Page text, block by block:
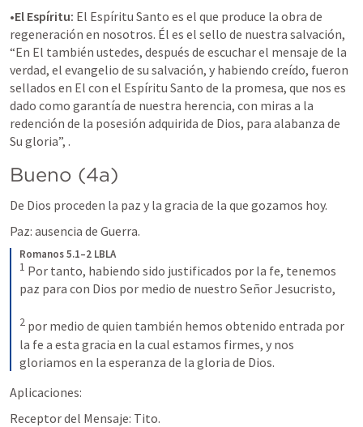
•El Espíritu: El Espíritu Santo es el que produce la obra de
regeneración en nosotros. Él es el sello de nuestra salvación,
“En El también ustedes, después de escuchar el mensaje de la
verdad, el evangelio de su salvación, y habiendo creído, fueron
sellados en El con el Espíritu Santo de la promesa, que nos es
dado como garantía de nuestra herencia, con miras a la
redención de la posesión adquirida de Dios, para alabanza de
Su gloria”, .
Bueno (4a)
De Dios proceden la paz y la gracia de la que gozamos hoy.
Paz: ausencia de Guerra.
Romanos 5.1–2 LBLA
1 Por tanto, habiendo sido justificados por la fe, tenemos
paz para con Dios por medio de nuestro Señor Jesucristo,
2 por medio de quien también hemos obtenido entrada por
la fe a esta gracia en la cual estamos firmes, y nos
gloriamos en la esperanza de la gloria de Dios.
Aplicaciones:
Receptor del Mensaje: Tito.